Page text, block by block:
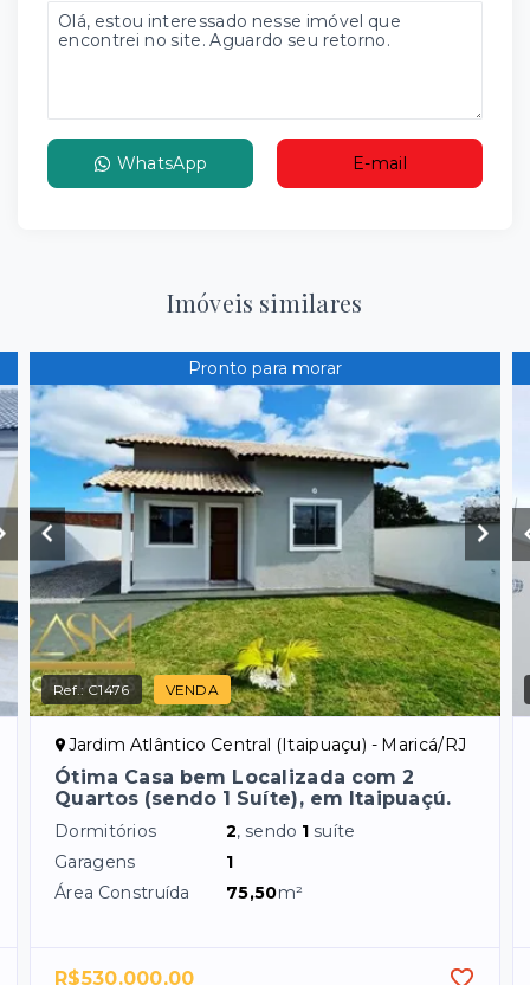
WhatsApp E-mail
Imóveis similares
Pronto para morar
Ref.:C1476 VENDA
Jardim Atlântico Central (Itaipuaçu) - Maricá/RJ
Ótima Casa bem Localizada com 2
Quartos (sendo 1 Suíte), em Itaipuaçú.
Dormitórios 2, sendo 1 suíte
Garagens
1
Área Construída
75,50m²
R$530.000,00